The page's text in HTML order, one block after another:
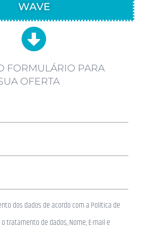
WAVE
FORMULÁRIO PARA
OFERTA
dos dados de acordo com a Política de
tratamento de dados, Nome, E-mail e